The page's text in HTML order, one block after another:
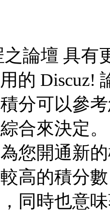
論壇 具有
的 Discuz!
分可以參
合來決定
您開通新
高的積分
同時也意